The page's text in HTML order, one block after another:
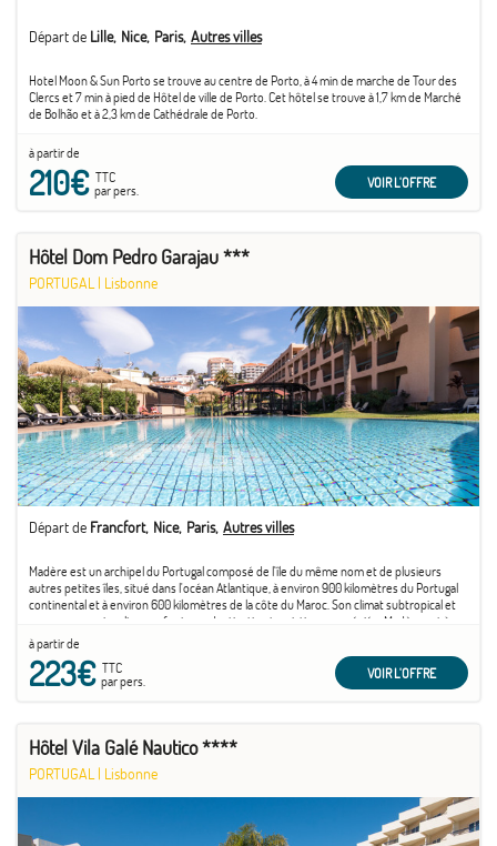
Départ de Lille Nice Paris Autres villes
Hotel Moon & Sun Porto se trouve au centre de Porto, à 4 min de marche de Tour des
Clercs et 7 min à pied de Hôtel de ville de Porto. Cet hôtel se trouve à 1,7 km de Marché
de Bolhão et à 2,3 km de Cathédrale de Porto.
à partir de
210€TTC
par pers.
VOIR L'OFFRE
Hôtel Dom Pedro Garajau ***
PORTUGAL | Lisbonne
Départ de Francfort Nice Paris Autres villes
Madère est un archipel du Portugal composé de l'île du même nom et de plusieurs
autres petites îles, situé dans l'océan Atlantique, à environ 900 kilomètres du Portugal
continental et à environ 600 kilomètres de la côte du Maroc. Son climat subtropical et
ses paysages singuliers en font une destination touristique appréciée. Madère est à
juste ...
à partir de
223€TTC
par pers.
VOIR L'OFFRE
Hôtel Vila Galé Nautico ****
PORTUGAL | Lisbonne